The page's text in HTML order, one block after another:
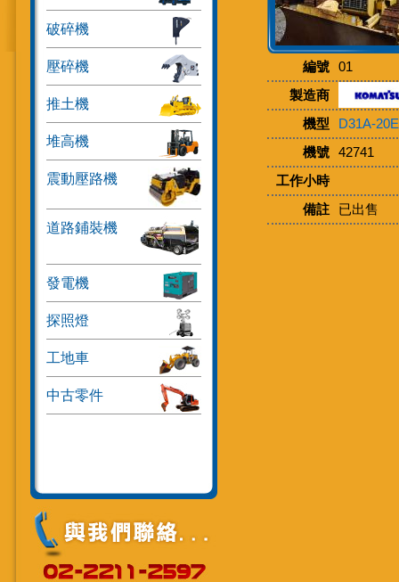
破碎機
壓碎機
推土機
堆高機
震動壓路機
道路鋪裝機
發電機
探照燈
工地車
中古零件
編號
01
製造商
機型
D31A-20E
機號
42741
工作小時
備註
已出售